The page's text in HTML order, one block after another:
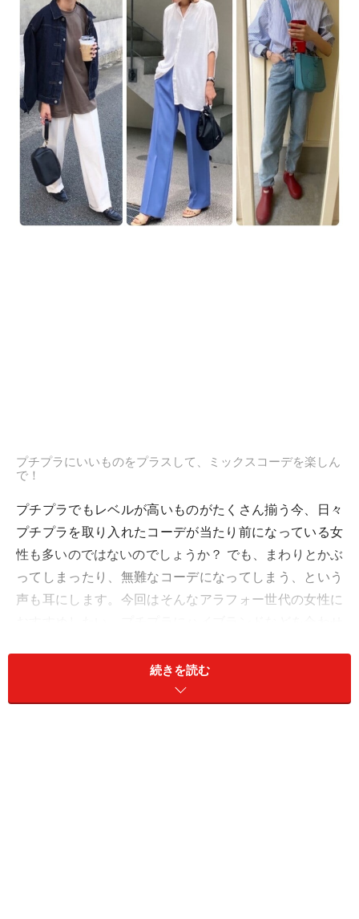
プチプラにいいものをプラスして、ミックスコーデを楽しん
で！
プチプラでもレベルが高いものがたくさん揃う今、日々
プチプラを取り入れたコーデが当たり前になっている女
性も多いのではないのでしょうか？ でも、まわりとかぶ
ってしまったり、無難なコーデになってしまう、という
声も耳にします。今回はそんなアラフォー世代の女性に
に買ってすでに持っている人が多いアイテムや、馴染み
の強い人気アイテムをメインにご紹介していきますの
続きを読む